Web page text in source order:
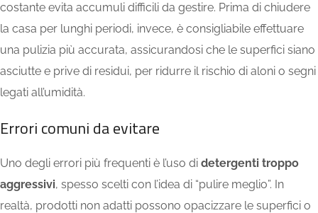
costante evita accumuli difficili da gestire. Prima di chiudere
la casa per lunghi periodi, invece, è consigliabile effettuare
una pulizia più accurata, assicurandosi che le superfici siano
asciutte e prive di residui, per ridurre il rischio di aloni o segni
legati all’umidità.
Errori comuni da evitare
Uno degli errori più frequenti è l’uso di detergenti troppo
aggressivi, spesso scelti con l’idea di “pulire meglio”. In
realtà, prodotti non adatti possono opacizzare le superfici o